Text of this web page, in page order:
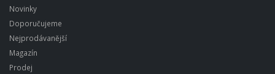
Novinky
Doporučujeme
Nejprodávanější
Magazín
Prodej